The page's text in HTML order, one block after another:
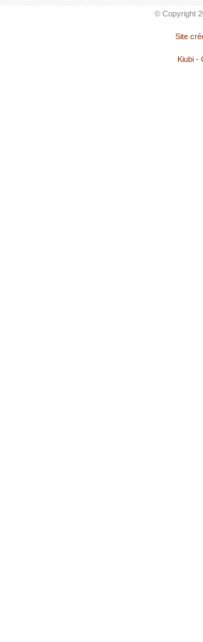
© Copyright
Site
Kiubi -